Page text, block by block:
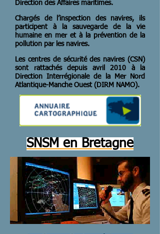
Direction des Affaires maritimes.
Chargés de l’inspection des navires, ils
participent à la sauvegarde de la vie
humaine en mer et à la prévention de la
pollution par les navires.
Les centres de sécurité des navires (CSN)
sont rattachés depuis avril 2010 à la
Direction Interrégionale de la Mer Nord
Atlantique-Manche Ouest (DIRM NAMO).
SNSM en Bretagne